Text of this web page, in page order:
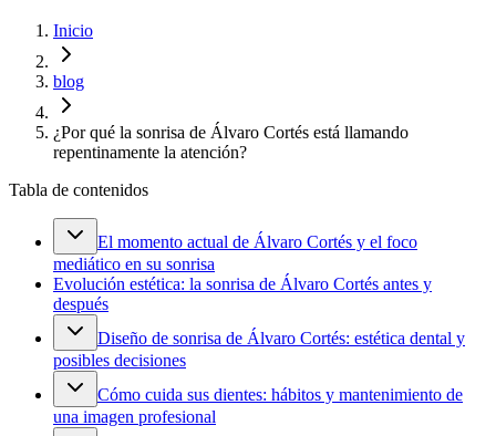
Inicio
blog
¿Por qué la sonrisa de Álvaro Cortés está llamando
repentinamente la atención?
Tabla de contenidos
El momento actual de Álvaro Cortés y el foco
mediático en su sonrisa
Evolución estética: la sonrisa de Álvaro Cortés antes y
después
Diseño de sonrisa de Álvaro Cortés: estética dental y
posibles decisiones
Cómo cuida sus dientes: hábitos y mantenimiento de
una imagen profesional